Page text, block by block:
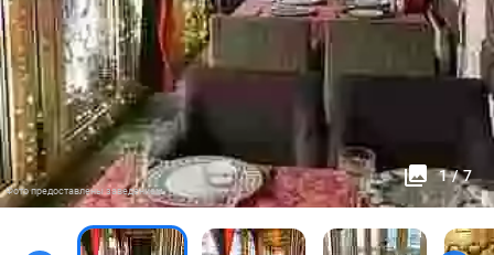
1 / 7
Фото предоставлены заведением